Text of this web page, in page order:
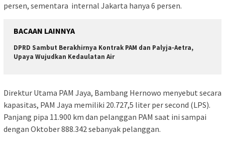
persen, sementara internal Jakarta hanya 6 persen.
BACAAN LAINNYA
DPRD Sambut Berakhirnya Kontrak PAM dan Palyja-Aetra,
Upaya Wujudkan Kedaulatan Air
Direktur Utama PAM Jaya, Bambang Hernowo menyebut secara
kapasitas, PAM Jaya memiliki 20.727,5 liter per second (LPS).
Panjang pipa 11.900 km dan pelanggan PAM saat ini sampai
dengan Oktober 888.342 sebanyak pelanggan.